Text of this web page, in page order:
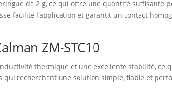
de 2 g, ce qui offre une quantité suffisante
facilite l’application et garantit un contact
ZM-STC10
thermique et une excellente stabilité, ce
qui recherchent une solution simple, fiable et